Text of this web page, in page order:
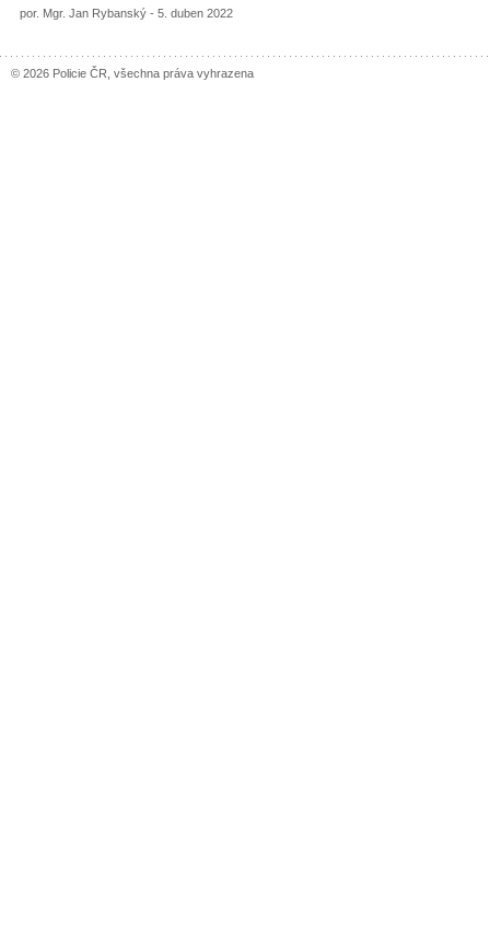
por. Mgr. Jan Rybanský - 5. duben 2022
© 2026 Policie ČR, všechna práva vyhrazena